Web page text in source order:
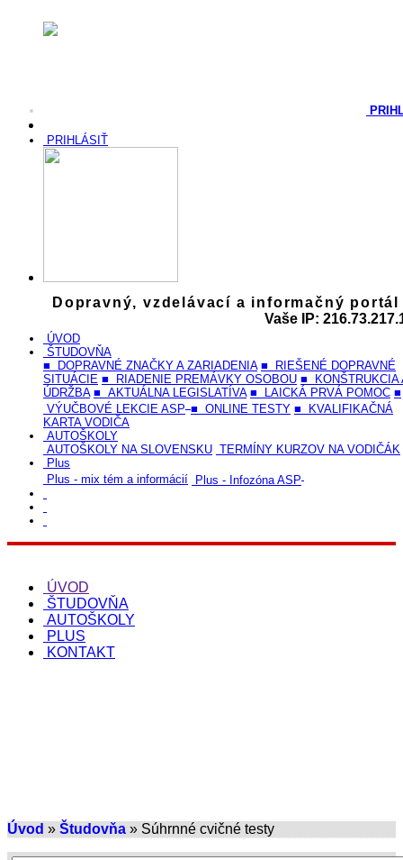
PRIHLÁSIŤ
Dopravný, vzdelávací a informačný portál
Vaše IP:
ÚVOD
ŠTUDOVŇA
■ DOPRAVNÉ ZNAČKY A ZARIADENIA ■ RIEŠENÉ DOPRAVNÉ
SITUÁCIE ■ RIADENIE PREMÁVKY OSOBOU ■ KONŠTRUKCIA
ÚDRŽBA ■ AKTUÁLNA LEGISLATÍVA ■ LAICKÁ PRVÁ POMOC ■
VÝUČBOVÉ LEKCIE ASP ■ ONLINE TESTY ■ KVALIFIKAČNÁ
KARTA VODIČA
AUTOŠKOLY
AUTOŠKOLY NA SLOVENSKU TERMÍNY KURZOV NA VODIČÁK
Plus
Plus - mix tém a informácií Plus - Infozóna ASP
ÚVOD
ŠTUDOVŇA
AUTOŠKOLY
PLUS
KONTAKT
Úvod » Študovňa » Súhrnné cvičné testy